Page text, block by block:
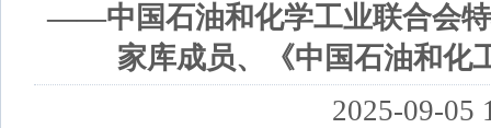
——中国石油和化学工业联合会
家库成员、《中国石油和化
2025-09-05